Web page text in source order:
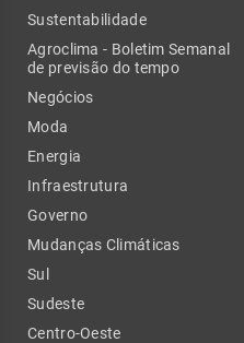
Sustentabilidade
Agroclima - Boletim Semanal
de previsão do tempo
Negócios
Moda
Energia
Infraestrutura
Governo
Mudanças Climáticas
Sul
Sudeste
Centro-Oeste